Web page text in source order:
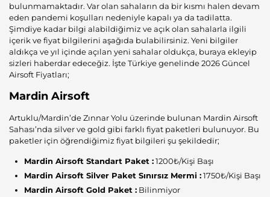
bulunmamaktadır. Var olan sahaların da bir kısmı halen devam
eden pandemi koşulları nedeniyle kapalı ya da tadilatta.
Şimdiye kadar bilgi alabildiğimiz ve açık olan sahalarla ilgili
içerik ve fiyat bilgilerini aşağıda bulabilirsiniz. Yeni bilgiler
aldıkça ve yıl içinde açılan yeni sahalar oldukça, buraya ekleyip
sizleri haberdar edeceğiz. İşte Türkiye genelinde 2026 Güncel
Airsoft Fiyatları;
Mardin Airsoft
Artuklu/Mardin’de Zınnar Yolu üzerinde bulunan Mardin Airsoft
Sahası’nda silver ve gold gibi farklı fiyat paketleri bulunuyor. Bu
paketler için öğrendiğimiz fiyat bilgileri şu şekildedir;
Mardin Airsoft Standart Paket :1200₺/Kişi Başı
Mardin Airsoft Silver Paket Sınırsız Mermi :1750₺/Kişi Başı
Mardin Airsoft Gold Paket : Bilinmiyor